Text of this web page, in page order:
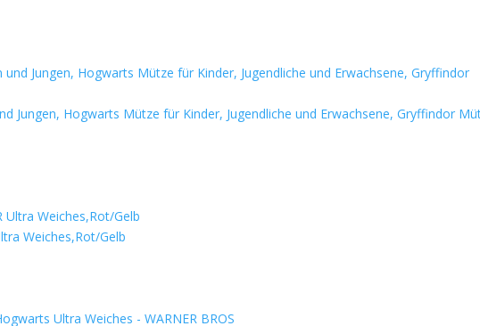
Jungen, Hogwarts Mütze für Kinder, Jugendliche und Erwachsene, Gryffindor
Weiches,Rot/Gelb